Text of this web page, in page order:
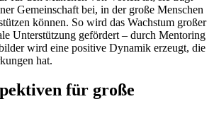
Gemeinschaft bei, in der große Menschen
können. So wird das Wachstum großer
Unterstützung gefördert – durch Mentoring
wird eine positive Dynamik erzeugt, die
hat.
für große